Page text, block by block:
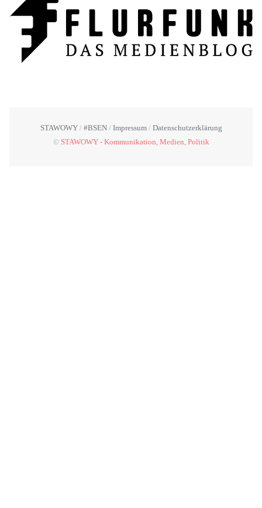
STAWOWY #BSEN Impressum
Datenschutzerklärung
© STAWOWY - Kommunikation, Medien, Politik